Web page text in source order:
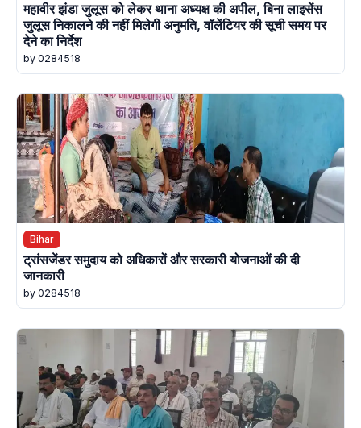
महावीर झंडा जुलूस को लेकर थाना अध्यक्ष की अपील, बिना लाइसेंस
जुलूस निकालने की नहीं मिलेगी अनुमति, वॉलेंटियर की सूची समय पर
देने का निर्देश
by 0284518
Bihar
ट्रांसजेंडर समुदाय को अधिकारों और सरकारी योजनाओं की दी
जानकारी
by 0284518